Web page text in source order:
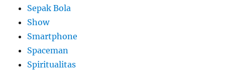
Sepak Bola
Show
Smartphone
Spaceman
Spiritualitas